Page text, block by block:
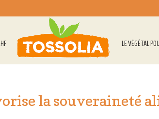
LE VÉGÉTAL
la souveraineté